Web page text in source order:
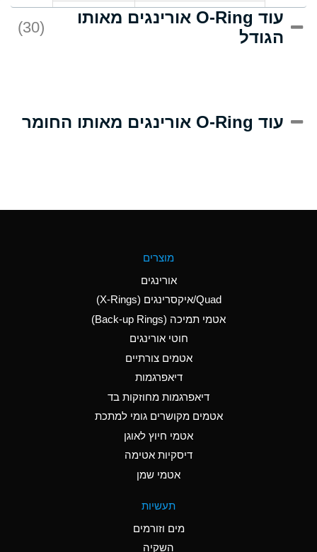
Acrlylonitrile
C
Adipic Acid
(Aqueous)
Aluminum Nitrate
(Aqueous)
Aluminum Phosphate
Ammonia Anhydrous
D
Ammonia Gas (cold)
D
Ammonia Gas (hot)
עוד O-Ring אורינגים מאותו
הגודל
(30)
עוד O-Ring אורינגים מאותו החומר
מוצרים
אורינגים
Quad/איקסרינגים (X-Rings)
אטמי תמיכה (Back-up Rings)
חוטי אורינגים
אטמים צורתיים
דיאפרגמות
דיאפרגמות מחוזקות בד
אטמים מקושרים גומי למתכת
אטמי חיוץ לאוגן
דיסקיות אטימה
אטמי שמן
תעשיות
מים וזורמים
השקיה